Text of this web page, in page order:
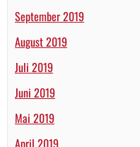
September 2019
August 2019
Juli 2019
Juni 2019
Mai 2019
April 2019